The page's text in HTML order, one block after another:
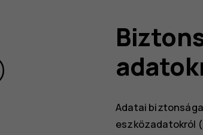
Adatai
eszközadatokról